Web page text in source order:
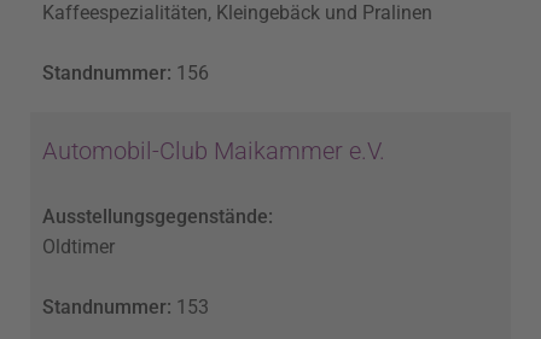
Kaffeespezialitäten, Kleingebäck und Pralinen
Standnummer: 156
Automobil-Club Maikammer e.V.
Ausstellungsgegenstände:
Oldtimer
Standnummer: 153